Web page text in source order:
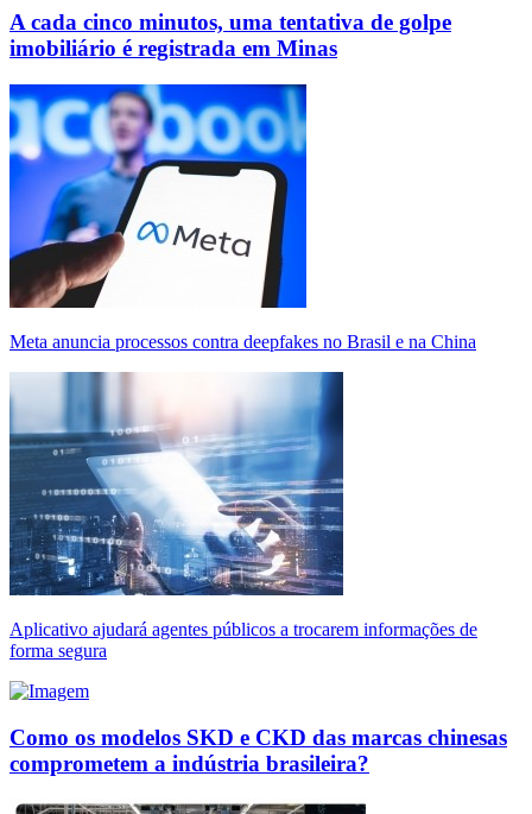
A cada cinco minutos, uma tentativa de golpe
imobiliário é registrada em Minas
Meta anuncia processos contra deepfakes no Brasil e na China
Aplicativo ajudará agentes públicos a trocarem informações de
forma segura
Como os modelos SKD e CKD das marcas chinesas
comprometem a indústria brasileira?